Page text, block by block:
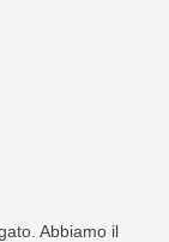
Abbiamo il